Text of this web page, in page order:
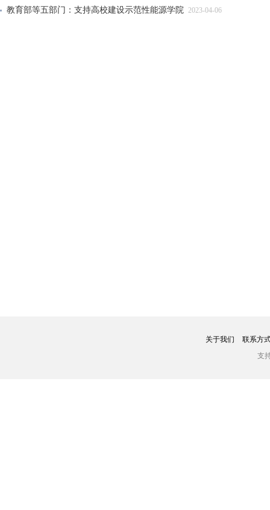
教育部等五部门：支持高校建设示范性能源学院 2023-04-06
关于我们
联系方
支